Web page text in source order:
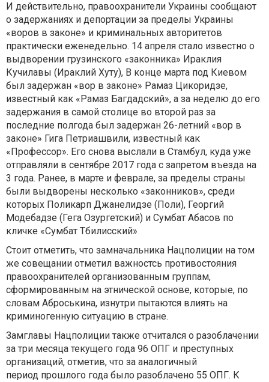
И действительно, правоохранители Украины сообщают
о задержаниях и депортации за пределы Украины
«воров в законе» и криминальных авторитетов
практически еженедельно. 14 апреля стало известно о
выдворении грузинского «законника» Ираклия
Кучилавы (Ираклий Хуту), В конце марта под Киевом
был задержан «вор в законе» Рамаз Цикоридзе,
известный как «Рамаз Багдадский», а за неделю до его
задержания в самой столице во второй раз за
последние полгода был задержан 26-летний «вор в
законе» Гига Петриашвили, известный как
«Профессор». Его снова выслали в Стамбул, куда уже
отправляли в сентябре 2017 года с запретом въезда на
3 года. Ранее, в марте и феврале, за пределы страны
были выдворены несколько «законников», среди
которых Поликарп Джанелидзе (Поли), Георгий
Модебадзе (Гега Озургетский) и Сумбат Абасов по
кличке «Сумбат Тбилисский»
Стоит отметить, что замначальника Нацполиции на том
же совещании отметил важностсь противостояния
правоохранителей организованным группам,
сформированным на этнической основе, которые, по
словам Аброськина, изнутри пытаются влиять на
криминогенную ситуацию в стране.
Замглавы Нацполиции также отчитался о разоблачении
за три месяца текущего года 96 ОПГ и преступных
организаций, отметив, что за аналогичный
период прошлого года было разоблачено 55 ОПГ. К